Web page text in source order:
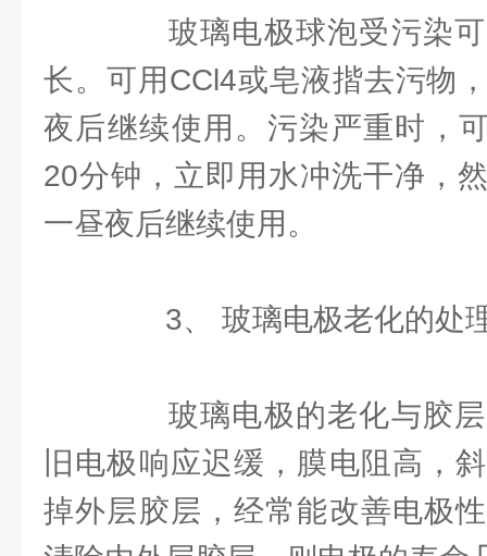
玻璃电极球泡受污染可
长。可用CCl4或皂液揩去污物
夜后继续使用。污染严重时，
20分钟，立即用水冲洗干净，
一昼夜后继续使用。
3、 玻璃电极老化的处
玻璃电极的老化与胶层
旧电极响应迟缓，膜电阻高，
掉外层胶层，经常能改善电极